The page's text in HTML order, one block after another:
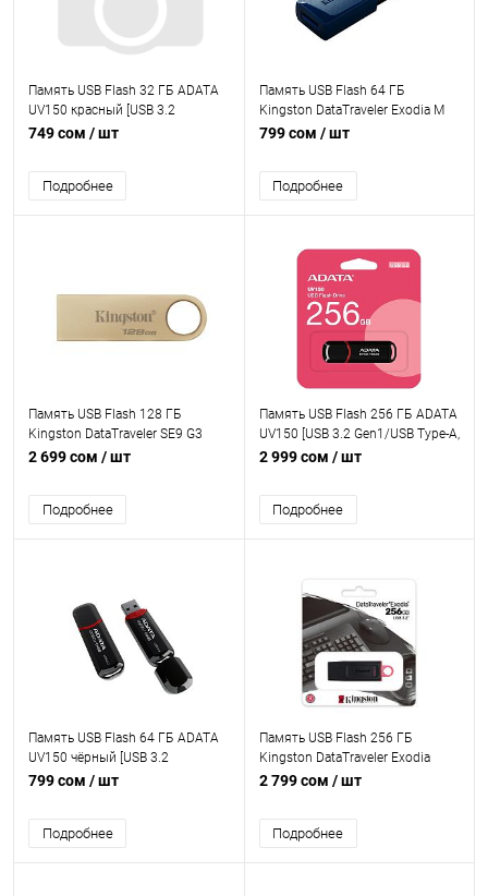
Память USB Flash 32 ГБ ADATA
UV150 красный [USB 3.2
Gen1/USB Type-A, монолит с
749 сом / шт
Подробнее
Память USB Flash 64 ГБ
Kingston DataTraveler Exodia M
[DTXM/64GB] [USB 3.2 Gen1/USB
пластик]
799 сом / шт
Подробнее
Память USB Flash 128 ГБ
Kingston DataTraveler SE9 G3
[DTSE9G3] [USB 3.2 Gen 1/USB
монолит, металл]
2 699 сом / шт
Подробнее
Память USB Flash 256 ГБ ADATA
UV150 [USB 3.2 Gen1/USB Type-A,
монолит с колпачком, пластик]
2 999 сом / шт
Подробнее
Память USB Flash 64 ГБ ADATA
UV150 чёрный [USB 3.2
Gen1/USB Type-A, монолит с
799 сом / шт
Подробнее
Память USB Flash 256 ГБ
Kingston DataTraveler Exodia
[DTX/256GB] [USB 3.2 Gen 1/USB
пластик]
2 799 сом / шт
Подробнее